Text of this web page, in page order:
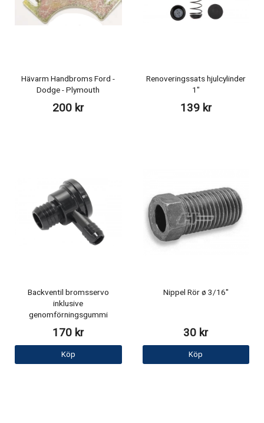
Hävarm Handbroms Ford -
Dodge - Plymouth
200 kr
Renoveringssats hjulcylinder
1"
139 kr
Backventil bromsservo
inklusive
genomförningsgummi
170 kr
Köp
Nippel Rör ø 3/16"
30 kr
Köp